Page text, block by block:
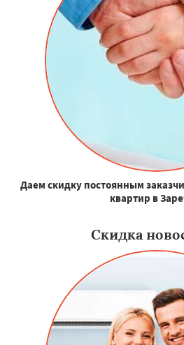
Даем скидку постоянным
квартир в
Скидка